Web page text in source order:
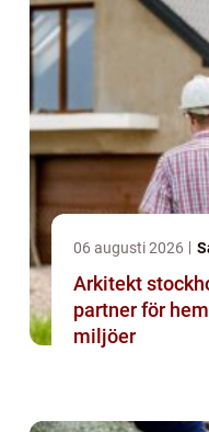
06 augusti 2026
Arkitekt stockholm så väljer
partner för
miljöer